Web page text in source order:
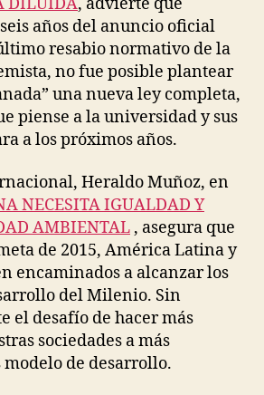
años del anuncio oficial
resabio normativo de la
no fue posible plantear
una nueva ley completa,
piense a la universidad y sus
a los próximos años.
Heraldo Muñoz, en
NECESITA IGUALDAD Y
AMBIENTAL , asegura que
de 2015, América Latina y
encaminados a alcanzar los
del Milenio. Sin
el desafío de hacer más
sociedades a más
modelo de desarrollo.